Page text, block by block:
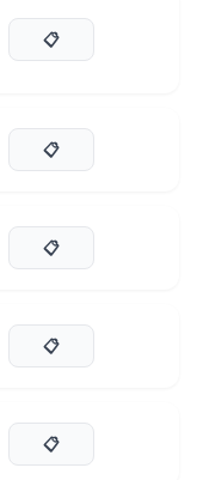
📋
📋
📋
📋
📋